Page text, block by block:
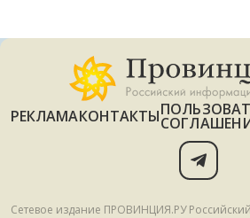
РЕКЛАМАКОНТАКТЫ
Сетевое издание ПРОВИНЦИЯ.РУ